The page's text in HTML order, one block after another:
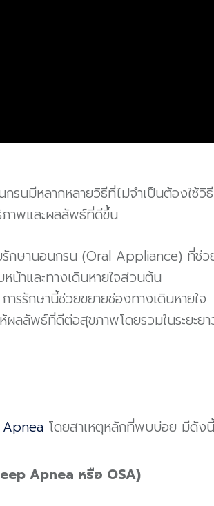
นมีหลากหลายวิธีที่ไม่จำเป็นต้องใช้วิธี
ภาพและผลลัพธ์ที่ดีขึ้น
รักษานอนกรน (Oral Appliance) ที่ช่ว
น้าและทางเดินหายใจส่วนต้น
รักษานี้ช่วยขยายช่องทางเดินหายใจ
ผลลัพธ์ที่ดีต่อสุขภาพโดยรวมในระยะยา
โดยสาเหตุหลักที่พบบ่อย มีดังนี้​
Apnea หรือ OSA)